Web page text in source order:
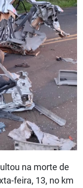
na morte de
feira, 13, no km